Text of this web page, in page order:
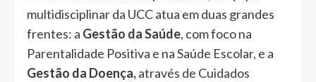
multidisciplinar da UCC atua em duas grandes
frentes: a Gestão da Saúde, com foco na
Parentalidade Positiva e na Saúde Escolar, e a
Gestão da Doença,através de Cuidados